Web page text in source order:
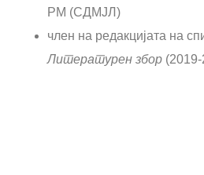
РМ (СДМЈЛ)
член на редакцијата на
Литературен збор